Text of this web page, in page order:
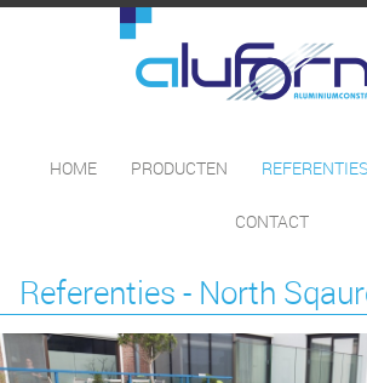
HOME PRODUCTEN REFERENTIES
CONTACT
Referenties - North